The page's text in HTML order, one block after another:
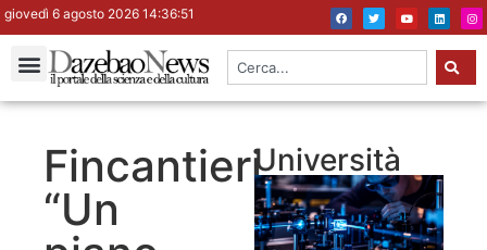
giovedì 6 agosto 2026 14:36:51
Fincantieri.
“Un
Università